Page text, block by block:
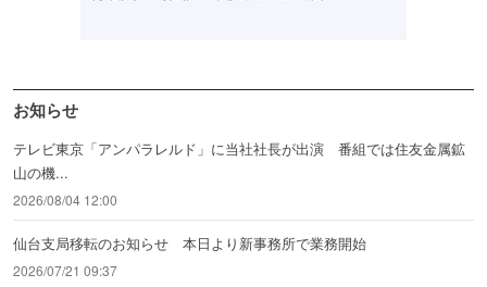
お知らせ
テレビ東京「アンパラレルド」に当社社長が出演 番組では住友金属鉱
山の機...
2026/08/04 12:00
仙台支局移転のお知らせ 本日より新事務所で業務開始
2026/07/21 09:37